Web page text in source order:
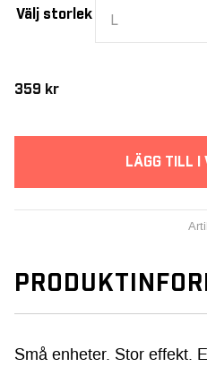
Välj storlek L
359 kr
LÄGG TILL I
Små enheter. Stor effekt.